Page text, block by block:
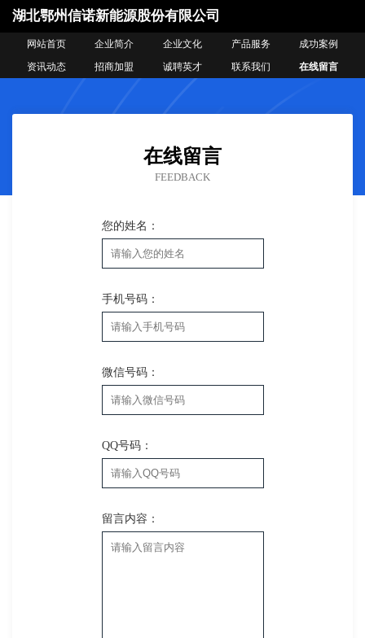
湖北鄂州信诺新能源股份有限公司
网站首页 企业简介 企业文化 产品服务
成功案例
资讯动态
招商加盟 诚聘英才 联系我们 在线留言
在线留言
FEEDBACK
您的姓名：
手机号码：
微信号码：
QQ号码：
留言内容：